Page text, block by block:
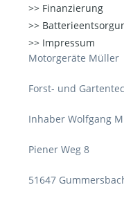
Finanzierung
Impressum
Motorgeräte Müller
Forst- und
Inhaber Wolfgang
Piener Weg 8
51647